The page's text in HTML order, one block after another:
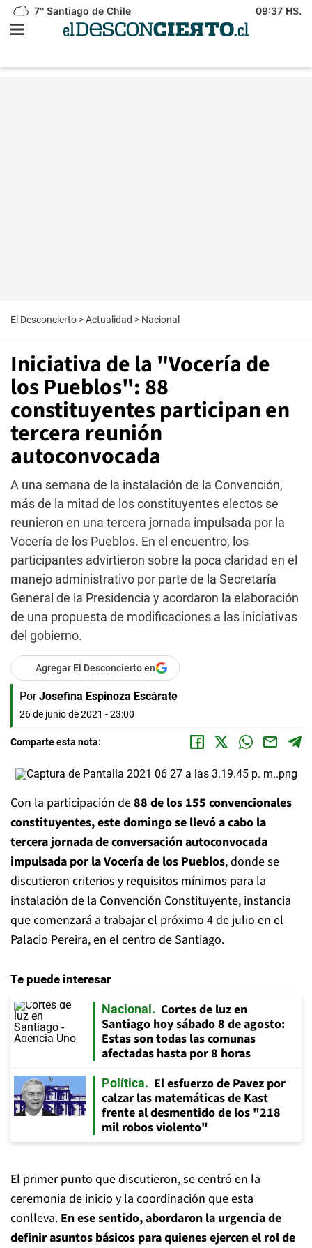
7° Santiago de Chile 09:37 HS.
El Desconcierto >Actualidad > Nacional
Iniciativa de la "Vocería de
los Pueblos": 88
constituyentes participan en
tercera reunión
autoconvocada
A una semana de la instalación de la Convención,
más de la mitad de los constituyentes electos se
reunieron en una tercera jornada impulsada por la
Vocería de los Pueblos. En el encuentro, los
participantes advirtieron sobre la poca claridad en el
manejo administrativo por parte de la Secretaría
General de la Presidencia y acordaron la elaboración
de una propuesta de modificaciones a las iniciativas
del gobierno.
Agregar El Desconcierto en
Por Josefina Espinoza Escárate
26 de junio de 2021 - 23:00
Comparte esta nota:
Con la participación de88 de los 155 convencionales
constituyentes, este domingo se llevó a cabo la
tercera jornada de conversación autoconvocada
impulsada por la Vocería de los Pueblos, donde se
discutieron criterios y requisitos mínimos para la
instalación de la Convención Constituyente, instancia
que comenzará a trabajar el próximo 4 de julio en el
Palacio Pereira, en el centro de Santiago.
Te puede interesar
Nacional
Cortes de luz en
Santiago hoy sábado 8 de agosto:
Estas son todas las comunas
afectadas hasta por 8 horas
Política
El esfuerzo de Pavez por
calzar las matemáticas de Kast
frente al desmentido de los "218
mil robos violento"
El primer punto que discutieron, se centró en la
ceremonia de inicio y la coordinación que esta
conlleva. En ese sentido, abordaron la urgencia de
definir asuntos básicos para quienes ejercen el rol de